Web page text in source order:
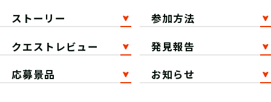
ストーリー
参加方法
クエストレビュー
発見報告
応募景品
お知らせ